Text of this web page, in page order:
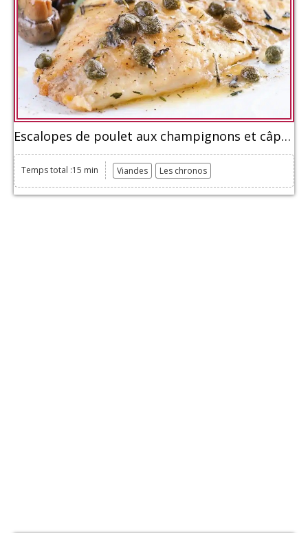
Escalopes de poulet aux champignons et câpres
Temps total :15 min Viandes Les chronos